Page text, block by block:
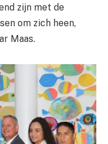
zijn met de
om zich heen,
Maas.